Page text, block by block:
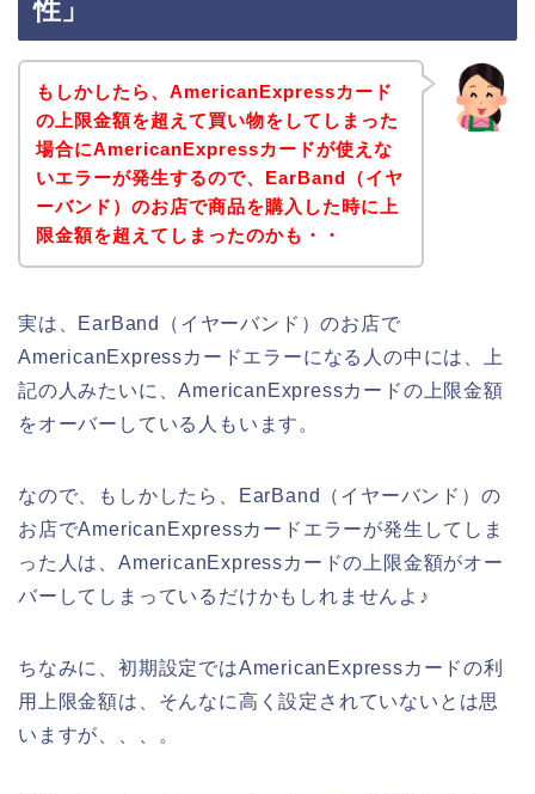
性」
もしかしたら、AmericanExpressカード
の上限金額を超えて買い物をしてしまった
場合にAmericanExpressカードが使えな
いエラーが発生するので、EarBand（イヤ
ーバンド）のお店で商品を購入した時に上
限金額を超えてしまったのかも・・
実は、EarBand（イヤーバンド）のお店で
AmericanExpressカードエラーになる人の中には、上
記の人みたいに、AmericanExpressカードの上限金額
をオーバーしている人もいます。
なので、もしかしたら、EarBand（イヤーバンド）の
お店でAmericanExpressカードエラーが発生してしま
った人は、AmericanExpressカードの上限金額がオー
バーしてしまっているだけかもしれませんよ♪
ちなみに、初期設定ではAmericanExpressカードの利
用上限金額は、そんなに高く設定されていないとは思
いますが、、、。